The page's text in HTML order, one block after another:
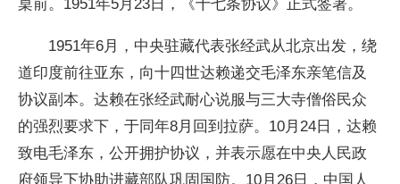
1951年6月，中央驻藏代表张经武从北京出发，绕
道印度前往亚东，向十四世达赖递交毛泽东亲笔信及
协议副本。达赖在张经武耐心说服与三大寺僧俗民众
的强烈要求下，于同年8月回到拉萨。10月24日，达赖
致电毛泽东，公开拥护协议，并表示愿在中央人民政
府领导下协助进藏部队巩固国防。10月26日，中国人